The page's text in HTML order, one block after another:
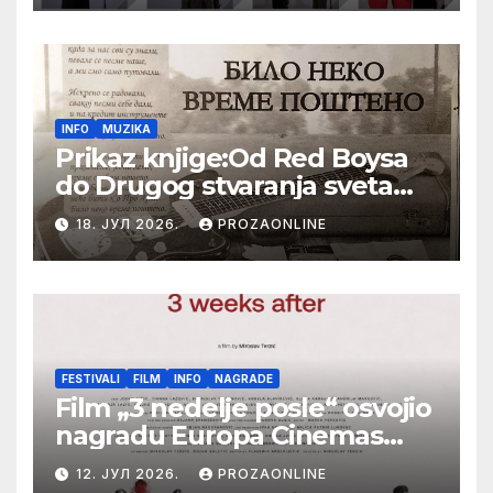
Festival evropskog filma Palić
INFO MUZIKA
Prikaz knjige:Od Red Boysa
do Drugog stvaranja sveta
(bilo neko vreme pošteno)
(autor- Zlatomira Sremca,
Botoš 2022. godine,
samizdat)
18. ЈУЛ 2026. PROZAONLINE
FESTIVALI FILM INFO NAGRADE
Film „3 nedelje posle“ osvojio
nagradu Europa Cinemas
Label na Filmskom festivalu
12. ЈУЛ 2026. PROZAONLINE